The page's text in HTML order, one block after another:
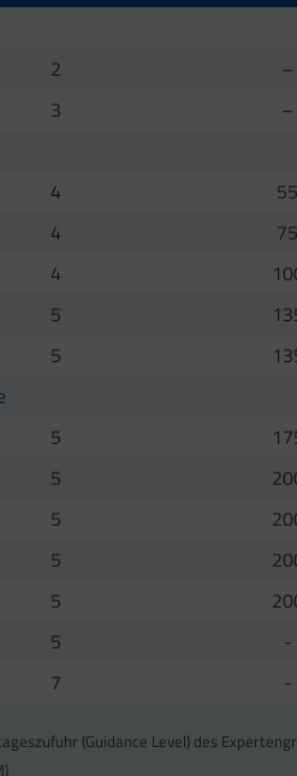
2
–
3
–
4
55
4
75
4
5
5
5
5
5
5
5
5
-
7 -
(Guidance Level) des